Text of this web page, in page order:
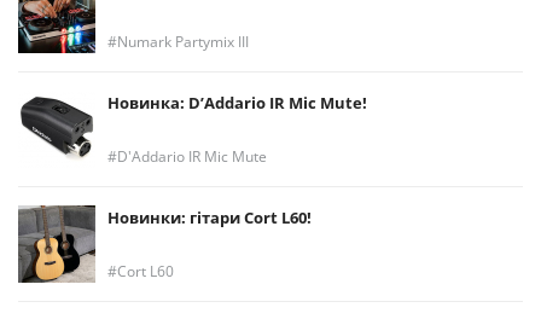
Numark Partymix III
Новинка: D’Addario IR Mic Mute!
D'Addario IR Mic Mute
Новинки: гітари Cort L60!
Cort L60